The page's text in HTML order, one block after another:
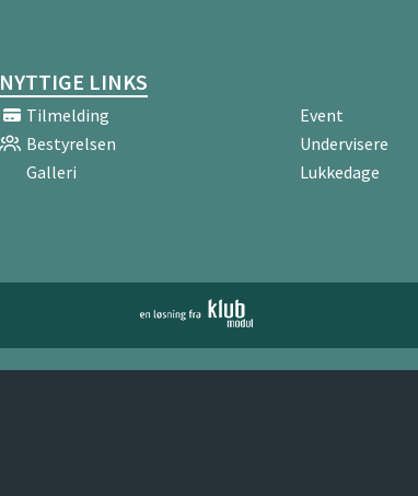
NYTTIGE LINKS
Tilmelding Event
Bestyrelsen
Undervisere
Galleri
Lukkedage